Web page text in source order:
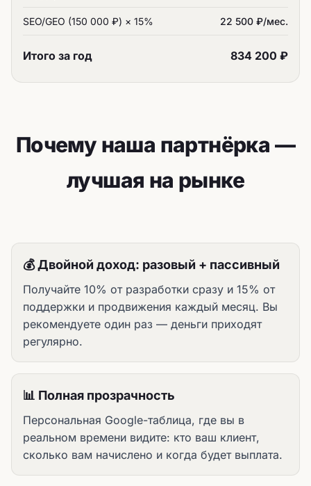
SEO/GEO (150 000 ₽) × 15% 22 500 ₽/мес.
Итого за год 834 200 ₽
Почему наша партнёрка —
лучшая на рынке
💰 Двойной доход: разовый + пассивный
Получайте 10% от разработки сразу и 15% от
поддержки и продвижения каждый месяц. Вы
рекомендуете один раз — деньги приходят
регулярно.
📊 Полная прозрачность
Персональная Google-таблица, где вы в
реальном времени видите: кто ваш клиент,
сколько вам начислено и когда будет выплата.